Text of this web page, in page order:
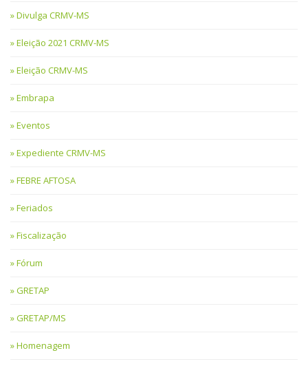
Divulga CRMV-MS
Eleição 2021 CRMV-MS
Eleição CRMV-MS
Embrapa
Eventos
Expediente CRMV-MS
FEBRE AFTOSA
Feriados
Fiscalização
Fórum
GRETAP
GRETAP/MS
Homenagem